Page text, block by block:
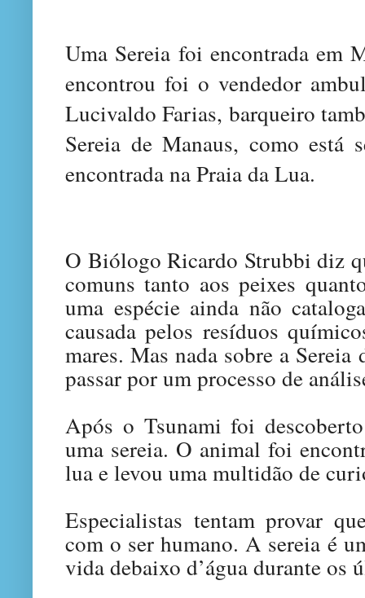
Uma Sereia foi encontrada em
encontrou foi o vendedor
Lucivaldo Farias, barqueiro
Sereia de Manaus, como está
encontrada na Praia da Lua.
O Biólogo Ricardo Strubbi diz
comuns tanto aos peixes
uma espécie ainda não
causada pelos resíduos
mares. Mas nada sobre a
passar por um processo de
Após o Tsunami foi
uma sereia. O animal foi
lua e levou uma multidão de
Especialistas tentam provar
com o ser humano. A sereia é
vida debaixo d’água durante